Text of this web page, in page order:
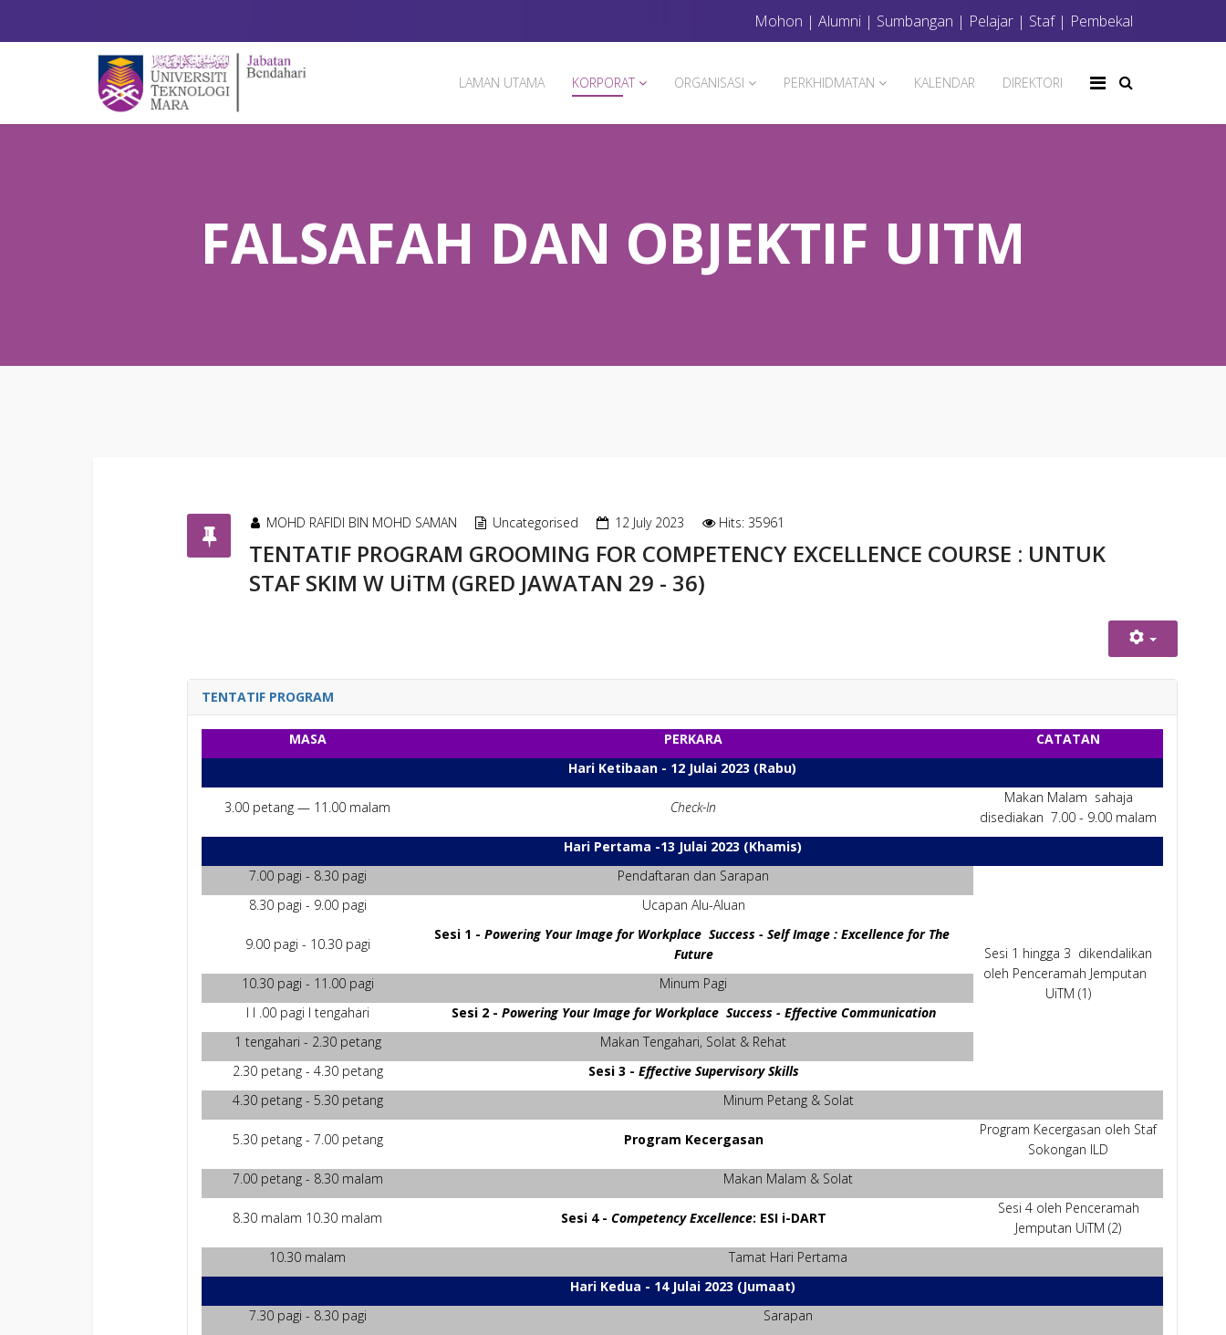
Mohon | Alumni | Sumbangan | Pelajar | Staf| Pembekal
LAMAN UTAMA KORPORAT ORGANISASI PERKHIDMATAN KALENDAR DIREKTORI
FALSAFAH DAN OBJEKTIF UITM
MOHD RAFIDI BIN MOHD SAMAN Uncategorised 12 July 2023 Hits: 35961
TENTATIF PROGRAM GROOMING FOR COMPETENCY EXCELLENCE COURSE : UNTUK
STAF SKIM W UiTM (GRED JAWATAN 29 - 36)
TENTATIF PROGRAM
MASA PERKARA
CATATAN
Hari Ketibaan - 12 Julai 2023 (Rabu)
3.00 petang — 11.00 malam Check-In
Makan Malam sahaja
disediakan 7.00 - 9.00 malam
Hari Pertama -13 Julai 2023 (Khamis)
7.00 pagi - 8.30 pagi
Pendaftaran dan Sarapan
Sesi 1 hingga 3 dikendalikan
oleh Penceramah Jemputan
UiTM (1)
8.30 pagi - 9.00 pagi Ucapan Alu-Aluan
9.00 pagi - 10.30 pagi
Sesi 1 - Powering Your Image for Workplace Success - Self Image : Excellence for The
Future
10.30 pagi - 11.00 pagi
Minum Pagi
I l .00 pagi I tengahari
Sesi 2 - Powering Your Image for Workplace Success - Effective Communication
1 tengahari - 2.30 petang
Makan Tengahari, Solat & Rehat
2.30 petang - 4.30 petang
Sesi 3 - Effective Supervisory Skills
4.30 petang - 5.30 petang
Minum Petang & Solat
5.30 petang - 7.00 petang Program Kecergasan
Program Kecergasan oleh Staf
Sokongan ILD
7.00 petang - 8.30 malam
Makan Malam & Solat
8.30 malam 10.30 malam Sesi 4 - Competency Excellence: ESI i-DART
Sesi 4 oleh Penceramah
Jemputan UiTM (2)
10.30 malam
Tamat Hari Pertama
Hari Kedua - 14 Julai 2023 (Jumaat)
7.30 pagi - 8.30 pagi
Sarapan